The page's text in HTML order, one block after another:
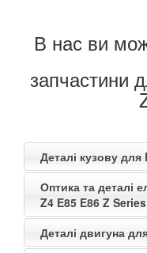
В нас ви
запчастини
Деталі кузову для
Оптика та деталі
Z4 E85 E86 Z Series
Деталі двигуна